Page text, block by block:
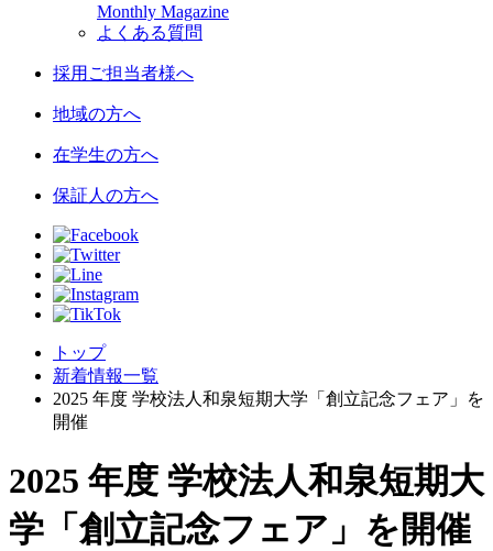
Monthly Magazine
よくある質問
採用ご担当者様へ
地域の方へ
在学生の方へ
保証人の方へ
トップ
新着情報一覧
2025 年度 学校法人和泉短期大学「創立記念フェア」を
開催
2025 年度 学校法人和泉短期大
学「創立記念フェア」を開催